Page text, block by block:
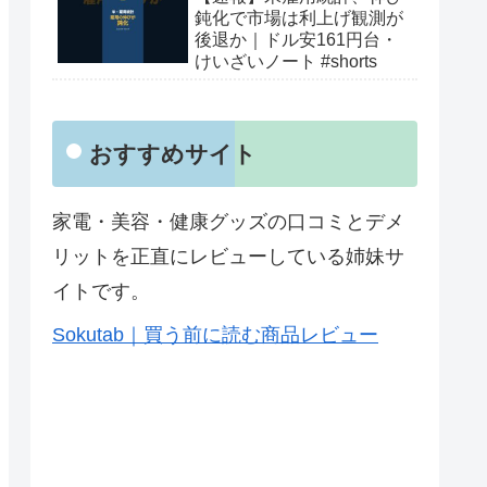
鈍化で市場は利上げ観測が
後退か｜ドル安161円台・
けいざいノート #shorts
おすすめサイト
家電・美容・健康グッズの口コミとデメ
リットを正直にレビューしている姉妹サ
イトです。
Sokutab｜買う前に読む商品レビュー